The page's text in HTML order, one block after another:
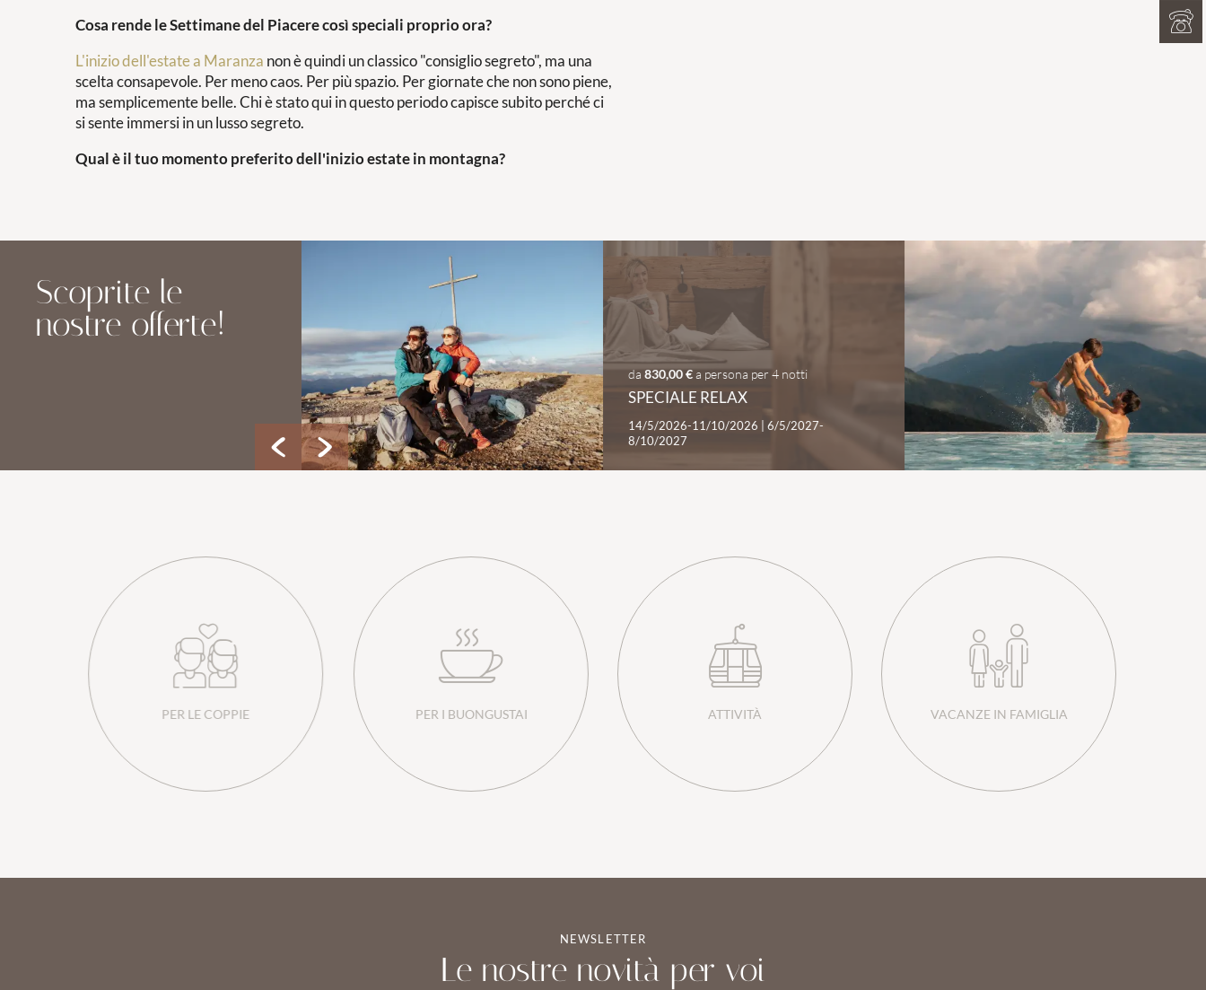
Cosa rende le Settimane del Piacere così speciali proprio ora?
L'inizio dell'estate a Maranza non è quindi un classico "consiglio segreto", ma una
scelta consapevole. Per meno caos. Per più spazio. Per giornate che non sono piene,
ma semplicemente belle. Chi è stato qui in questo periodo capisce subito perché ci
si sente immersi in un lusso segreto.
Qual è il tuo momento preferito dell'inizio estate in montagna?
Scoprite le
nostre offerte!
da 830,00 €a persona per 4 notti
SPECIALE RELAX
14/5/2026-11/10/2026
6/5/2027-
8/10/2027
PER LE COPPIE PER I BUONGUSTAI ATTIVITÀ VACANZE IN FAMIGLIA
NEWSLETTER
Le nostre novità per voi